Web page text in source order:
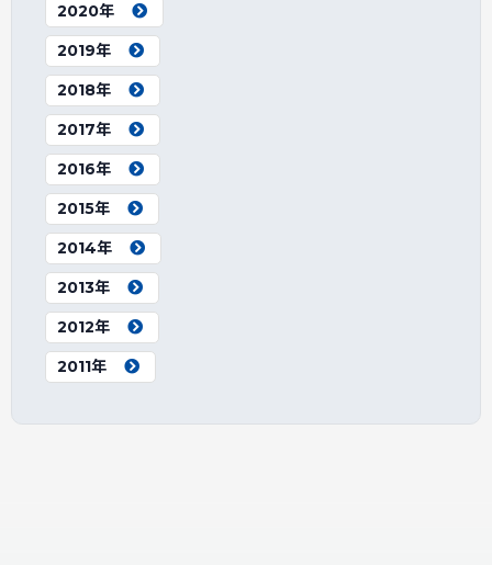
2020年
2019年
2018年
2017年
2016年
2015年
2014年
2013年
2012年
2011年